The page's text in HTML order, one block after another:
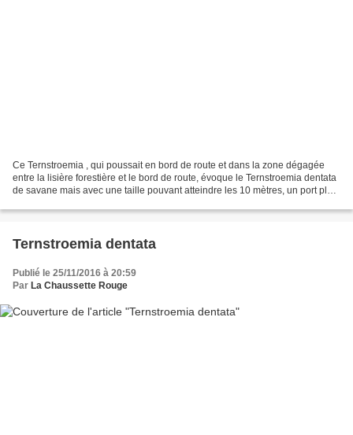
Ce Ternstroemia , qui poussait en bord de route et dans la zone dégagée
entre la lisière forestière et le bord de route, évoque le Ternstroemia dentata
de savane mais avec une taille pouvant atteindre les 10 mètres, un port plus
Ternstroemia dentata
Publié le 25/11/2016 à 20:59
Par La Chaussette Rouge